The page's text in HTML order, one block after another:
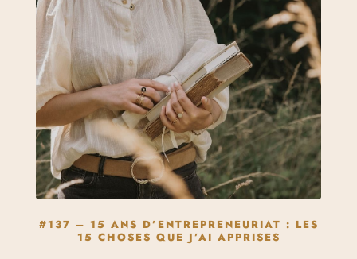
#137 – 15 ANS D’ENTREPRENEURIAT : LES
15 CHOSES QUE J’AI APPRISES